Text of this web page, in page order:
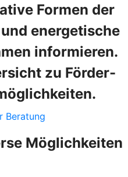
Formen der
energetische
informieren.
zu Förder-
Beratung
Möglichkeiten